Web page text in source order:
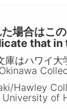
た場合はこ
that in
庫はハワイ
Hawley
of